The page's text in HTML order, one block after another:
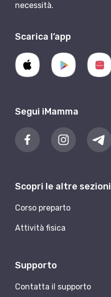
necessità.
Scarica l’app
Segui iMamma
Scopri le altre sezioni
Corso preparto
Attività fisica
Supporto
Contatta il supporto